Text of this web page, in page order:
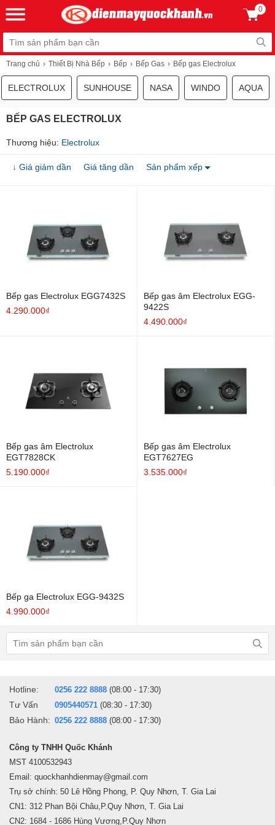
0
Trang chủ Thiết Bị Nhà Bếp Bếp Bếp Gas Bếp gas Electrolux
ELECTROLUX SUNHOUSE NASA WINDO AQUA
BẾP GAS ELECTROLUX
Thương hiệu: Electrolux
↓ Giá giảm dần Giá tăng dần Sản phẩm xếp
Bếp gas Electrolux EGG7432S
4.290.000₫
Bếp gas âm Electrolux EGG-
9422S
4.490.000₫
Bếp gas âm Electrolux
EGT7828CK
5.190.000₫
Bếp gas âm Electrolux
EGT7627EG
3.535.000₫
Bếp ga Electrolux EGG-9432S
4.990.000₫
Hotline: 0256 222 8888 (08:00 - 17:30)
Tư Vấn 0905440571 (08:30 - 17:30)
Bảo Hành: 0256 222 8888 (08:00 - 17:30)
Công ty TNHH Quốc Khánh
MST 4100532943
Email: quockhanhdienmay@gmail.com
Trụ sở chính: 50 Lê Hồng Phong, P. Quy Nhơn, T. Gia Lai
CN1: 312 Phan Bội Châu,P.Quy Nhơn, T. Gia Lai
CN2: 1684 - 1686 Hùng Vương,P.Quy Nhơn